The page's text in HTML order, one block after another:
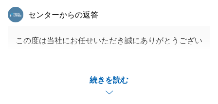
続きを読む
東急リバブル
センターからの返答
この度は当社にお任せいただき誠にありがとうござい
常にうれしく思っております。
今後ともどうぞよろしくお願いいたします。